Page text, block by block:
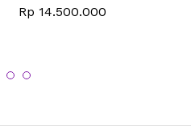
Rp 14.500.000